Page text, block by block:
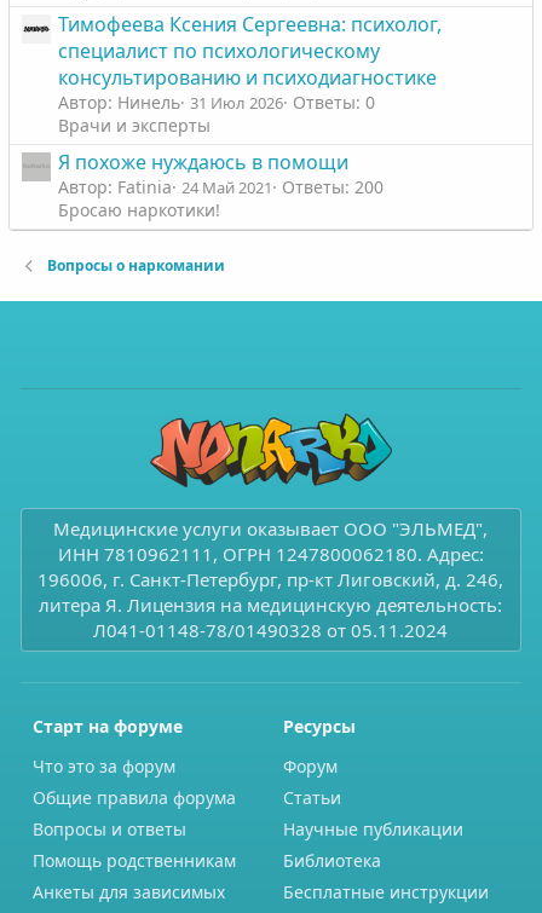
Тимофеева Ксения Сергеевна: психолог,
специалист по психологическому
консультированию и психодиагностике
Автор: Нинель 31 Июл 2026 Ответы: 0
Врачи и эксперты
Я похоже нуждаюсь в помощи
Автор: Fatinia 24 Май 2021
Ответы: 200
Бросаю наркотики!
Вопросы о наркомании
Медицинские услуги оказывает ООО "ЭЛЬМЕД",
ИНН 7810962111, ОГРН 1247800062180. Адрес:
196006, г. Санкт-Петербург, пр-кт Лиговский, д. 246,
литера Я. Лицензия на медицинскую деятельность:
Л041-01148-78/01490328 от 05.11.2024
Старт на форуме
Что это за форум
Общие правила форума
Вопросы и ответы
Помощь родственникам
Анкеты для зависимых
Ресурсы
Форум
Статьи
Научные публикации
Библиотека
Бесплатные инструкции